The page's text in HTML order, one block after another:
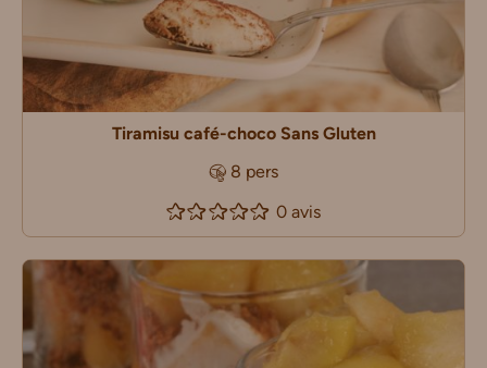
Tiramisu café-choco Sans Gluten
8 pers
0 avis